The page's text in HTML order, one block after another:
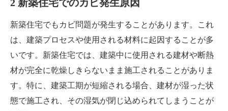
2 新築住宅でのカビ発生原因
新築住宅でもカビ問題が発生することがあります。これ
は、建築プロセスや使用される材料に起因することが多
いです。新築住宅では、建築中に使用される建材や断熱
材が完全に乾燥しきらないまま施工されることがありま
す。特に、建築工期が短縮される場合、建材が湿った状
態で施工され、その湿気が閉じ込められてしまうことが